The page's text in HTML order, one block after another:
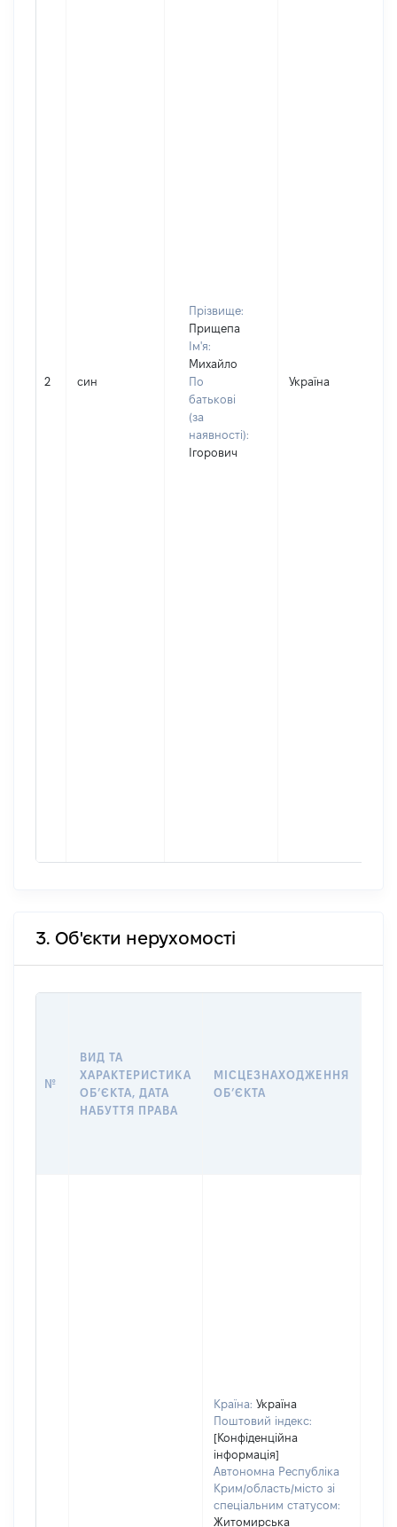
2 син
Прізвище:
Прищепа
Ім'я:
Михайло
По
батькові
(за
наявності):
Ігорович
Україна
3. Об'єкти нерухомості
№
ВИД ТА
ХАРАКТЕРИСТИКА
ОБʼЄКТА, ДАТА
НАБУТТЯ ПРАВА
МІСЦЕЗНАХОДЖЕННЯ
ОБʼЄКТА
Країна: Україна
Поштовий індекс:
[Конфіденційна
інформація]
Автономна Республіка
Крим/область/місто зі
спеціальним статусом:
Житомирська